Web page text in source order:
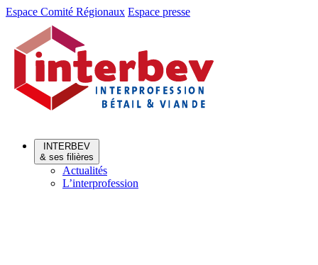
Aller
Aller
contenu
Espace Comité Régionaux Espace presse
INTERBEV
& ses filières
Actualités
L’interprofession